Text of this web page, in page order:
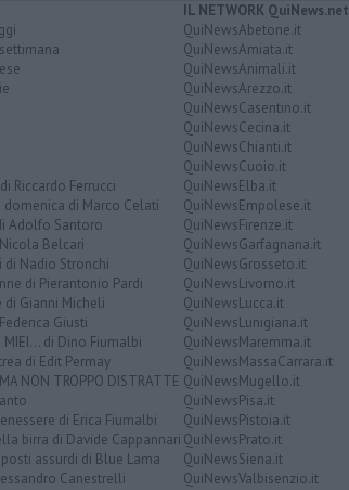
Riccardo Ferrucci
di Marco Celati
Adolfo Santoro
Belcari
di Nadio Stronchi
di Pierantonio Pardi
di Gianni Micheli
Giusti
MIEI... di Dino Fiumalbi
di Edit Permay
NON TROPPO DISTRATTE
di Erica Fiumalbi
birra di Davide Cappannari
assurdi di Blue Lama
Canestrelli
IL NETWORK QuiNews.net
QuiNewsAbetone.it
QuiNewsAmiata.it
QuiNewsAnimali.it
QuiNewsArezzo.it
QuiNewsCasentino.it
QuiNewsCecina.it
QuiNewsChianti.it
QuiNewsCuoio.it
QuiNewsElba.it
QuiNewsEmpolese.it
QuiNewsFirenze.it
QuiNewsGarfagnana.it
QuiNewsGrosseto.it
QuiNewsLivorno.it
QuiNewsLucca.it
QuiNewsLunigiana.it
QuiNewsMaremma.it
QuiNewsMassaCarrara.it
QuiNewsMugello.it
QuiNewsPisa.it
QuiNewsPistoia.it
QuiNewsPrato.it
QuiNewsSiena.it
QuiNewsValbisenzio.it